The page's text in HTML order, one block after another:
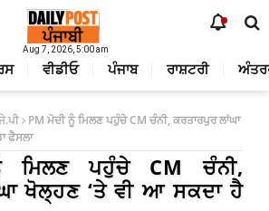
Aug 7, 2026, 5:00 am
ਵੀਡੀਓ ਪੰਜਾਬ ਰਾਸ਼ਟਰੀ
PM ਮੋਦੀ ਨੂੰ ਮਿਲਣ ਪਹੁੰਚੇ CM ਚੰਨੀ, ਕਰਤਾਰਪੁਰ ਲਾਂਘਾ
ਫੈਸਲਾ
ਮਿਲਣ ਪਹੁੰਚੇ CM ਚੰਨੀ,
ਖੋਲ੍ਹਣ ‘ਤੇ ਵੀ ਆ ਸਕਦਾ ਹੈ